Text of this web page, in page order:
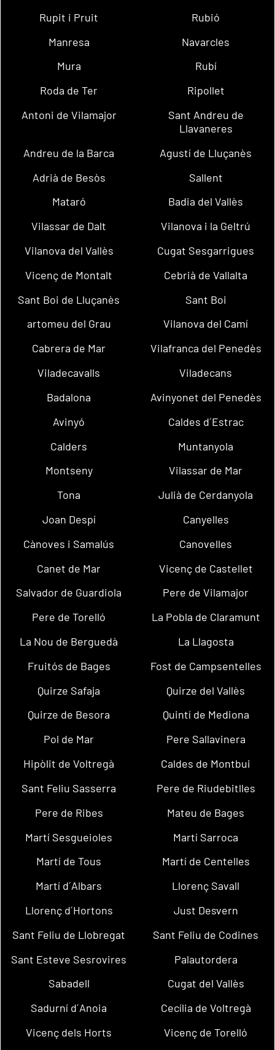
Rupit i Pruit
Rubió
Manresa
Navarcles
Mura
Rubí
Roda de Ter
Ripollet
Antoni de Vilamajor
Sant Andreu de
Llavaneres
Andreu de la Barca
Agustí de Lluçanès
Adrià de Besòs
Sallent
Mataró
Badia del Vallès
Vilassar de Dalt
Vilanova i la Geltrú
Vilanova del Vallès
Cugat Sesgarrigues
Vicenç de Montalt
Cebrià de Vallalta
Sant Boi de Lluçanès
Sant Boi
artomeu del Grau
Vilanova del Camí
Cabrera de Mar
Vilafranca del Penedès
Viladecavalls
Viladecans
Badalona
Avinyonet del Penedès
Avinyó
Caldes d´Estrac
Calders
Muntanyola
Montseny
Vilassar de Mar
Tona
Julià de Cerdanyola
Joan Despí
Canyelles
Cànoves i Samalús
Canovelles
Canet de Mar
Vicenç de Castellet
Salvador de Guardiola
Pere de Vilamajor
Pere de Torelló
La Pobla de Claramunt
La Nou de Berguedà
La Llagosta
Fruitós de Bages
Fost de Campsentelles
Quirze Safaja
Quirze del Vallès
Quirze de Besora
Quintí de Mediona
Pol de Mar
Pere Sallavinera
Hipòlit de Voltregà
Caldes de Montbui
Sant Feliu Sasserra
Pere de Riudebitlles
Pere de Ribes
Mateu de Bages
Martí Sesgueioles
Martí Sarroca
Martí de Tous
Martí de Centelles
Martí d´Albars
Llorenç Savall
Llorenç d´Hortons
Just Desvern
Sant Feliu de Llobregat
Sant Feliu de Codines
Sant Esteve Sesrovires
Palautordera
Sabadell
Cugat del Vallès
Sadurní d´Anoia
Cecília de Voltregà
Vicenç dels Horts
Vicenç de Torelló